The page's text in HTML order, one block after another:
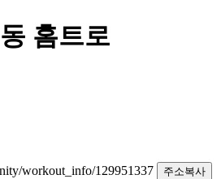
홈트로
workout_info/129951337
주소복사